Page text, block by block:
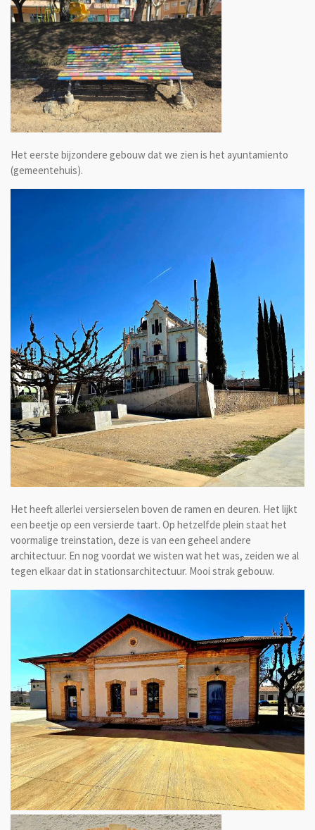
Het eerste bijzondere gebouw dat we zien is het ayuntamiento
(gemeentehuis).
Het heeft allerlei versierselen boven de ramen en deuren. Het lijkt
een beetje op een versierde taart. Op hetzelfde plein staat het
voormalige treinstation, deze is van een geheel andere
architectuur. En nog voordat we wisten wat het was, zeiden we al
tegen elkaar dat in stationsarchitectuur. Mooi strak gebouw.